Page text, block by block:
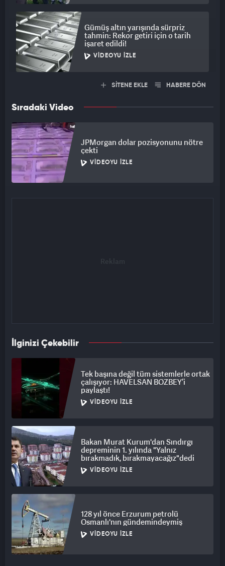
Gümüş altın yarışında sürpriz
tahmin: Rekor getiri için o tarih
işaret edildi!
VIDEOYU İZLE
SİTENE EKLE HABERE DÖN
Sıradaki Video
JPMorgan dolar pozisyonunu nötre
çekti
VIDEOYU İZLE
İlginizi Çekebilir
Tek başına değil tüm sistemlerle ortak
çalışıyor: HAVELSAN BOZBEY’i
paylaştı!
VIDEOYU İZLE
Bakan Murat Kurum'dan Sındırgı
depreminin 1. yılında "Yalnız
bırakmadık, bırakmayacağız"dedi
VIDEOYU İZLE
128 yıl önce Erzurum petrolü
Osmanlı'nın gündemindeymiş
VIDEOYU İZLE